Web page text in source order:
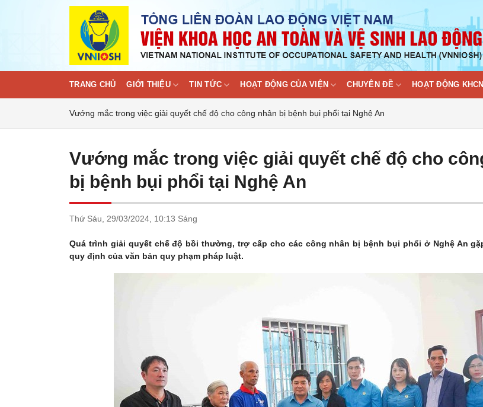
TRANG CHỦ GIỚI THIỆU TIN TỨC HOẠT ĐỘNG CỦA VIỆN CHUYÊN ĐỀ HOẠT ĐỘNG KHCN
Vướng mắc trong việc giải quyết chế độ cho công nhân bị bệnh bụi phổi tại Nghệ An
Vướng mắc trong việc giải quyết chế độ cho
bị bệnh bụi phổi tại Nghệ An
Thứ Sáu, 29/03/2024, 10:13 Sáng
Quá trình giải quyết chế độ bồi thường, trợ cấp cho các công nhân bị bệnh bụi phổi ở Nghệ An
quy định của văn bản quy phạm pháp luật.